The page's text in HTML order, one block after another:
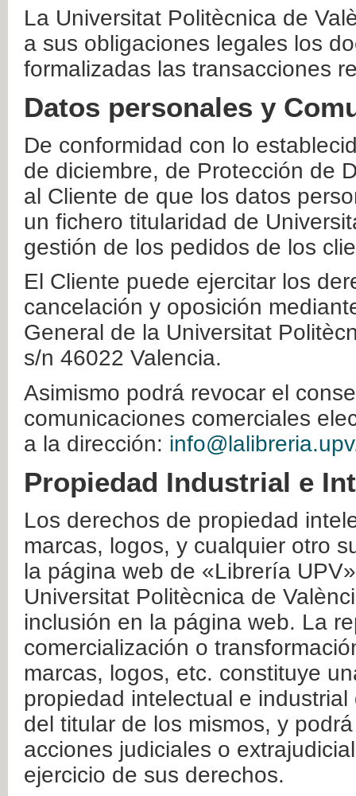
La Universitat Politècnica de
a sus obligaciones legales los
formalizadas las transacciones
Datos personales y
De conformidad con lo
de diciembre, de Protección de
al Cliente de que los datos
un fichero titularidad de
gestión de los pedidos de los
El Cliente puede ejercitar los
cancelación y oposición
General de la Universitat
s/n 46022 Valencia.
Asimismo podrá revocar el
comunicaciones comerciales
a la dirección:
Propiedad Industrial e
Los derechos de propiedad
marcas, logos, y cualquier otro
la página web de «Librería
Universitat Politècnica de
inclusión en la página web. La
comercialización o
marcas, logos, etc. constituye
propiedad intelectual e
del titular de los mismos, y
acciones judiciales o
ejercicio de sus derechos.